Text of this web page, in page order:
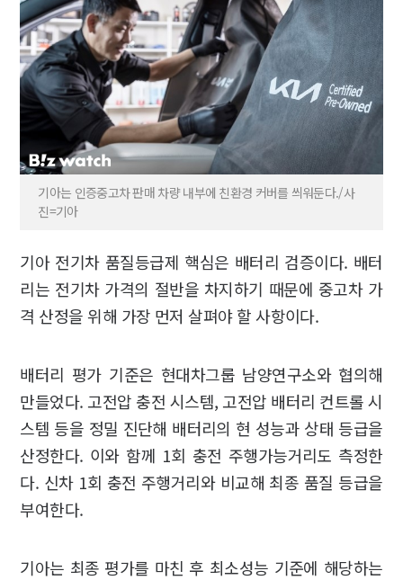
기아는 인증중고차 판매 차량 내부에 친환경 커버를 씌워둔다./사
진=기아
기아 전기차 품질등급제 핵심은 배터리 검증이다. 배터
리는 전기차 가격의 절반을 차지하기 때문에 중고차 가
격 산정을 위해 가장 먼저 살펴야 할 사항이다.
배터리 평가 기준은 현대차그룹 남양연구소와 협의해
만들었다. 고전압 충전 시스템, 고전압 배터리 컨트롤 시
스템 등을 정밀 진단해 배터리의 현 성능과 상태 등급을
산정한다. 이와 함께 1회 충전 주행가능거리도 측정한
다. 신차 1회 충전 주행거리와 비교해 최종 품질 등급을
부여한다.
기아는 최종 평가를 마친 후 최소성능 기준에 해당하는